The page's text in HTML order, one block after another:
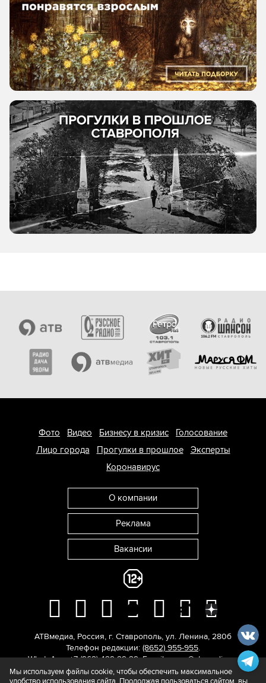
Фото Видео Бизнесу в кризис
Голосование
Лицо города
Прогулки в прошлое
Эксперты
Коронавирус
О компании
Реклама
Вакансии
АТВмедиа, Россия, г. Ставрополь, ул. Ленина, 280б
Телефон редакции: (8652) 955-955.
WhatsApp: +7 (962) 429-29-29. E-mail:news@atvmedia.ru.
© 2017-2026. Все права защищены.
Мы используем файлы cookie, чтобы обеспечить максимальное